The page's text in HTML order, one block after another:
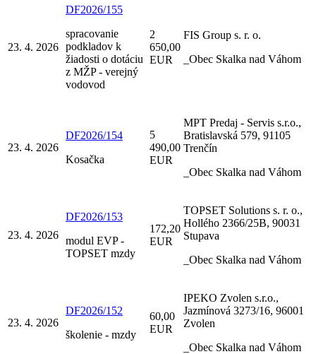
23. 4. 2026
DF2026/155
spracovanie
podkladov k
žiadosti o dotáciu
z MŽP - verejný
vodovod
2
650,00
EUR
FIS Group s. r. o.
_Obec Skalka nad Váhom
23. 4. 2026
DF2026/154
Kosačka
5
490,00
EUR
MPT Predaj - Servis s.r.o.,
Bratislavská 579, 91105
Trenčín
_Obec Skalka nad Váhom
23. 4. 2026
DF2026/153
modul EVP -
TOPSET mzdy
172,20
EUR
TOPSET Solutions s. r. o.,
Hollého 2366/25B, 90031
Stupava
_Obec Skalka nad Váhom
23. 4. 2026
DF2026/152
školenie - mzdy
60,00
EUR
IPEKO Zvolen s.r.o.,
Jazmínová 3273/16, 96001
Zvolen
_Obec Skalka nad Váhom